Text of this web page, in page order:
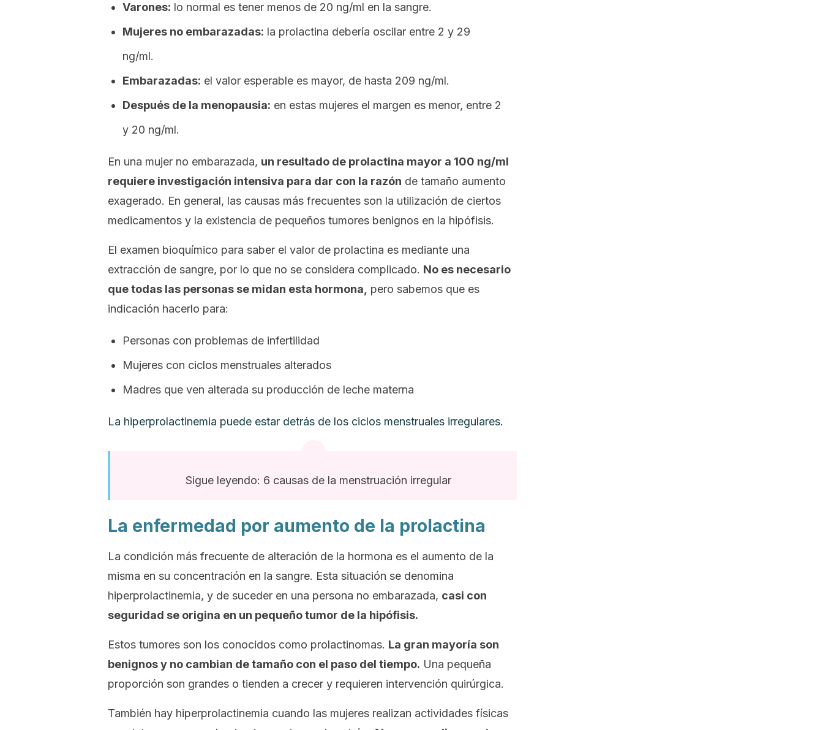
Varones: lo normal es tener menos de 20 ng/ml en la sangre.
Mujeres no embarazadas: la prolactina debería oscilar entre 2 y 29
ng/ml.
Embarazadas: el valor esperable es mayor, de hasta 209 ng/ml.
Después de la menopausia: en estas mujeres el margen es menor, entre 2
y 20 ng/ml.
En una mujer no embarazada, un resultado de prolactina mayor a 100 ng/ml
requiere investigación intensiva para dar con la razón de tamaño aumento
exagerado. En general, las causas más frecuentes son la utilización de ciertos
medicamentos y la existencia de pequeños tumores benignos en la hipófisis.
El examen bioquímico para saber el valor de prolactina es mediante una
extracción de sangre, por lo que no se considera complicado. No es necesario
que todas las personas se midan esta hormona,
pero sabemos que es
indicación hacerlo para:
Personas con problemas de infertilidad
Mujeres con ciclos menstruales alterados
Madres que ven alterada su producción de leche materna
La hiperprolactinemia puede estar detrás de los ciclos menstruales irregulares.
Sigue leyendo: 6 causas de la menstruación irregular
La enfermedad por aumento de la prolactina
La condición más frecuente de alteración de la hormona es el aumento de la
misma en su concentración en la sangre. Esta situación se denomina
hiperprolactinemia, y de suceder en una persona no embarazada, casi con
seguridad se origina en un pequeño tumor de la hipófisis.
Estos tumores son los conocidos como prolactinomas. La gran mayoría son
benignos y no cambian de tamaño con el paso del tiempo. Una pequeña
proporción son grandes o tienden a crecer y requieren intervención quirúrgica.
También hay hiperprolactinemia cuando las mujeres realizan actividades físicas